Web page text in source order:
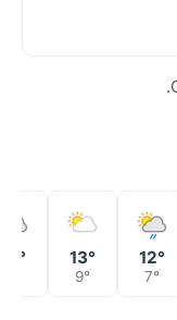
12°
7°
13°
9°
12°